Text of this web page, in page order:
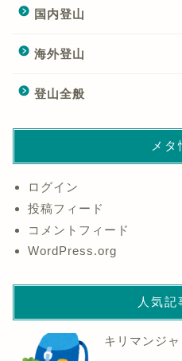
国内登山
海外登山
登山全般
メタ
ログイン
投稿フィード
コメントフィード
WordPress.org
人気記
キリマンジ